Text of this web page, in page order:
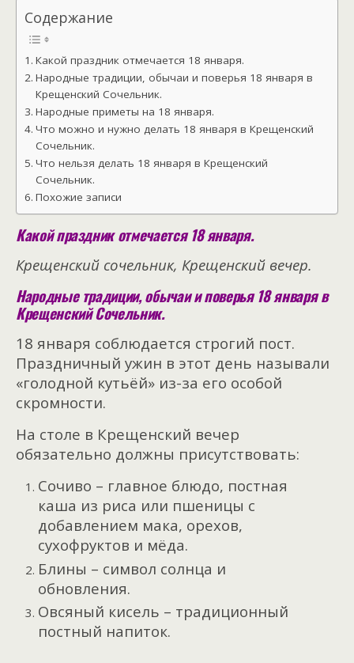
Содержание
Какой праздник отмечается 18 января.
Народные традиции, обычаи и поверья 18 января в
Крещенский Сочельник.
Народные приметы на 18 января.
Что можно и нужно делать 18 января в Крещенский
Сочельник.
Что нельзя делать 18 января в Крещенский
Сочельник.
Похожие записи
Какой праздник отмечается 18 января.
Крещенский сочельник, Крещенский вечер.
Народные традиции, обычаи и поверья 18 января в
Крещенский Сочельник.
18 января соблюдается строгий пост.
Праздничный ужин в этот день называли
«голодной кутьёй» из-за его особой
скромности.
На столе в Крещенский вечер
обязательно должны присутствовать:
Сочиво – главное блюдо, постная
каша из риса или пшеницы с
добавлением мака, орехов,
сухофруктов и мёда.
Блины – символ солнца и
обновления.
Овсяный кисель – традиционный
постный напиток.